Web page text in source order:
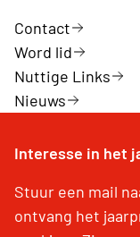
Contact
Word lid
Nuttige Links
Nieuws
Interesse in het
Stuur een mail
ontvang het